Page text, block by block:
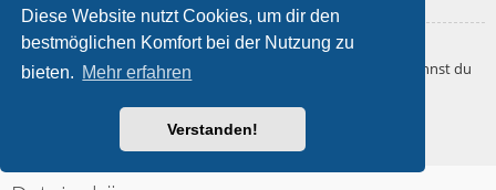
Diese Website nutzt Cookies, um dir den
bestmöglichen Komfort bei der Nutzung zu
bieten. Mehr erfahren
Verstanden!
Wie deaktiviere ich meine Abonnements?
Wenn du mehrere Abonnements deaktivieren möchtest, so kannst du
verwalten“ machen.